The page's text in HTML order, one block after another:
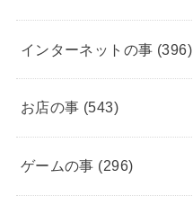
インターネットの事 (396)
お店の事 (543)
ゲームの事 (296)